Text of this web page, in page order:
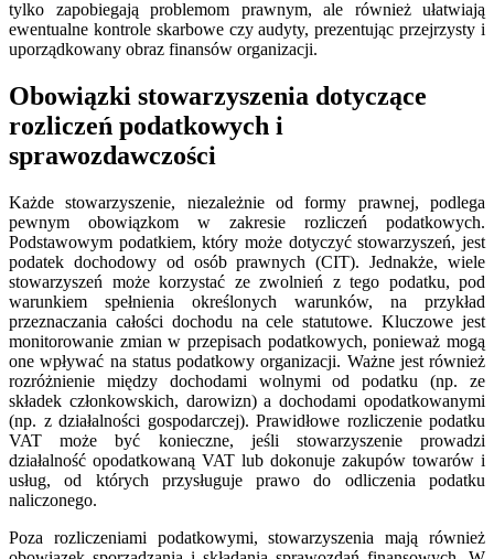
tylko zapobiegają problemom prawnym, ale również ułatwiają
ewentualne kontrole skarbowe czy audyty, prezentując przejrzysty i
uporządkowany obraz finansów organizacji.
Obowiązki stowarzyszenia dotyczące
rozliczeń podatkowych i
sprawozdawczości
Każde stowarzyszenie, niezależnie od formy prawnej, podlega
pewnym obowiązkom w zakresie rozliczeń podatkowych.
Podstawowym podatkiem, który może dotyczyć stowarzyszeń, jest
podatek dochodowy od osób prawnych (CIT). Jednakże, wiele
stowarzyszeń może korzystać ze zwolnień z tego podatku, pod
warunkiem spełnienia określonych warunków, na przykład
przeznaczania całości dochodu na cele statutowe. Kluczowe jest
monitorowanie zmian w przepisach podatkowych, ponieważ mogą
one wpływać na status podatkowy organizacji. Ważne jest również
rozróżnienie między dochodami wolnymi od podatku (np. ze
składek członkowskich, darowizn) a dochodami opodatkowanymi
(np. z działalności gospodarczej). Prawidłowe rozliczenie podatku
VAT może być konieczne, jeśli stowarzyszenie prowadzi
działalność opodatkowaną VAT lub dokonuje zakupów towarów i
usług, od których przysługuje prawo do odliczenia podatku
naliczonego.
Poza rozliczeniami podatkowymi, stowarzyszenia mają również